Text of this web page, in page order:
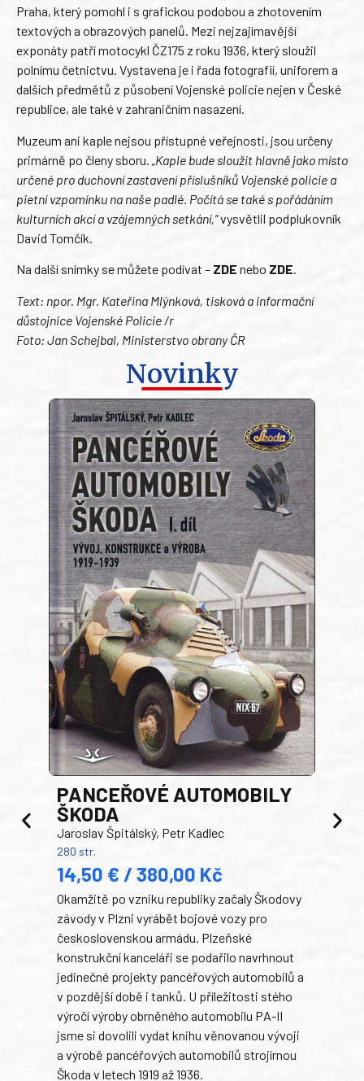
Praha, který pomohl i s grafickou podobou a zhotovením
textových a obrazových panelů. Mezi nejzajímavější
exponáty patří motocykl ČZ175 z roku 1936, který sloužil
polnímu četnictvu. Vystavena je i řada fotografií, uniforem a
dalších předmětů z působení Vojenské policie nejen v České
republice, ale také v zahraničním nasazení.
Muzeum ani kaple nejsou přístupné veřejnosti, jsou určeny
primárně po členy sboru. „Kaple bude sloužit hlavně jako místo
určené pro duchovní zastavení příslušníků Vojenské policie a
pietní vzpomínku na naše padlé. Počítá se také s pořádáním
kulturních akcí a vzájemných setkání,“vysvětlil podplukovník
David Tomčík.
Na další snímky se můžete podívat – ZDE nebo ZDE.
Text: npor. Mgr. Kateřina Mlýnková, tisková a informační
důstojnice Vojenské Policie /r
Foto: Jan Schejbal, Ministerstvo obrany ČR
Novinky
PANCEŘOVÉ AUTOMOBILY
ŠKODA
Jaroslav Špitálský, Petr Kadlec
280 str.
14,50 € / 380,00 Kč
Okamžitě po vzniku republiky začaly Škodovy
závody v Plzni vyrábět bojové vozy pro
československou armádu. Plzeňské
konstrukční kanceláři se podařilo navrhnout
jedinečné projekty pancéřových automobilů a
v pozdější době i tanků. U příležitosti stého
výročí výroby obrněného automobilu PA-II
jsme si dovolili vydat knihu věnovanou vývoji
a výrobě pancéřových automobilů strojírnou
Škoda v letech 1919 až 1936.